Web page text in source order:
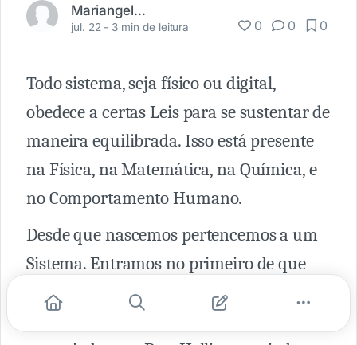
Mariangela Basoli
jul. 22 - 3 min de leitura 0 0 0
Todo sistema, seja físico ou digital,
obedece a certas Leis para se sustentar de
maneira equilibrada. Isso está presente
na Física, na Matemática, na Química, e
no Comportamento Humano.
Desde que nascemos pertencemos a um
Sistema. Entramos no primeiro de que
fazemos parte, o Sistema Familiar, que